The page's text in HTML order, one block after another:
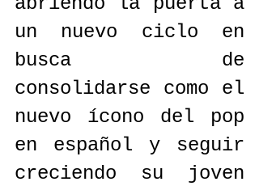
un nuevo ciclo en
busca de
consolidarse como el
nuevo ícono del pop
en español y seguir
creciendo su joven